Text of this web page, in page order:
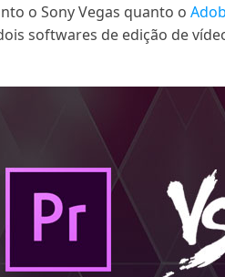
o Sony Vegas quanto o
softwares de edição de